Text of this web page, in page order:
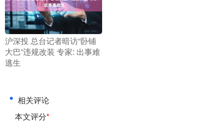
​沪深投 总台记者暗访“卧铺
大巴”违规改装 专家: 出事难
逃生
相关评论
本文评分*